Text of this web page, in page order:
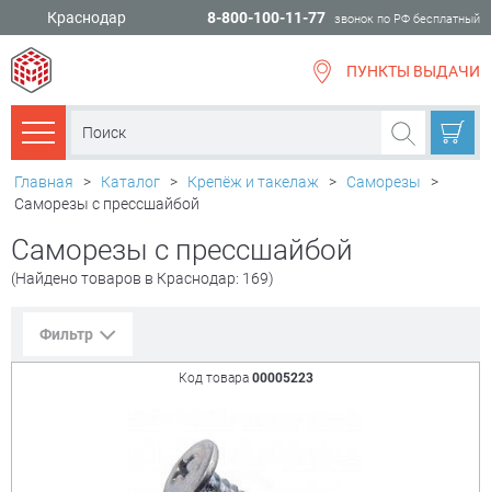
Краснодар 8-800-100-11-77 звонок по РФ бесплатный
ПУНКТЫ ВЫДАЧИ
Каталог товаров
Главная > Каталог > Крепёж и такелаж > Саморезы
>
Саморезы с прессшайбой
Саморезы с прессшайбой
(Найдено товаров в Краснодар: 169)
Фильтр
Код товара 00005223